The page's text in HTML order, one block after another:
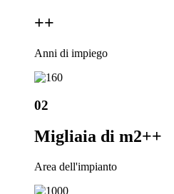
++
Anni di impiego
02
Migliaia di m2++
Area dell'impianto